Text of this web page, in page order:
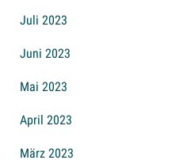
Juli 2023
Juni 2023
Mai 2023
April 2023
März 2023